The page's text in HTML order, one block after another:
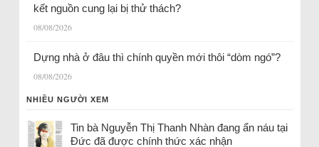
kết nguồn cung lại bị thử thách?
08/08/2026
Dựng nhà ở đâu thì chính quyền mới thôi “dòm ngó”?
08/08/2026
NHIỀU NGƯỜI XEM
Tin bà Nguyễn Thị Thanh Nhàn đang ẩn náu tại
Đức đã được chính thức xác nhận